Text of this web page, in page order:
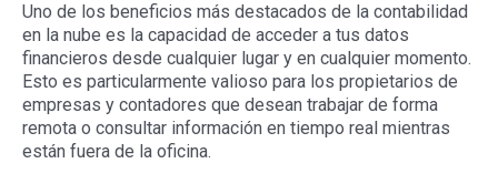
Uno de los beneficios más destacados de la contabilidad
en la nube es la capacidad de acceder a tus datos
financieros desde cualquier lugar y en cualquier momento.
Esto es particularmente valioso para los propietarios de
empresas y contadores que desean trabajar de forma
remota o consultar información en tiempo real mientras
están fuera de la oficina.